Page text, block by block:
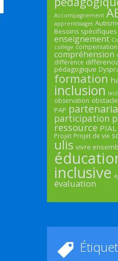
Accompagnement
apprentissages
Besoins spécifiques
enseignement
collège compensation
compréhension
différence
pédagogique
formation
inclusion
observation
PAP
participation
ressource PIAL
Projet Projet de vie
ulis vivre
inclusive
évaluation